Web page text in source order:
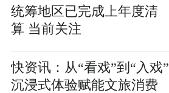
统筹地区已完成上年度清
算 当前关注
快资讯：从“看戏”到“入戏”
沉浸式体验赋能文旅消费